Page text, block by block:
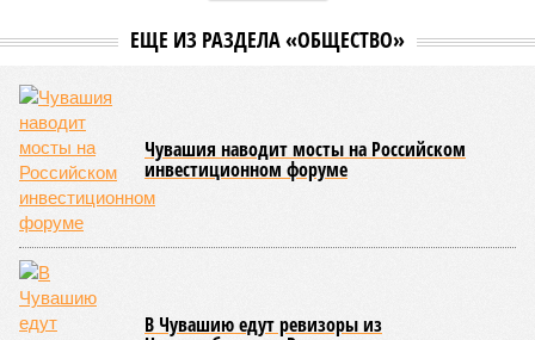
ЕЩЕ ИЗ РАЗДЕЛА «ОБЩЕСТВО»
Чувашия наводит мосты на Российском
инвестиционном форуме
В Чувашию едут ревизоры из